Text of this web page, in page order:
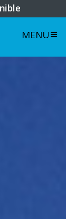
MENU